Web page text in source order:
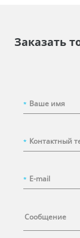
Заказать
*
*
*